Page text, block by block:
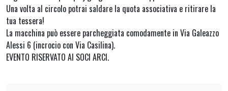
Una volta al circolo potrai saldare la quota associativa e ritirare la
tua tessera!
La macchina può essere parcheggiata comodamente in Via Galeazzo
Alessi 6 (incrocio con Via Casilina).
EVENTO RISERVATO AI SOCI ARCI.